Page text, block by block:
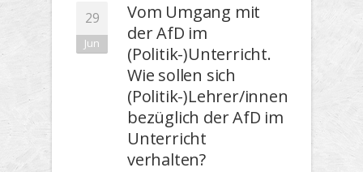
29
Jun
Vom Umgang mit
der AfD im
(Politik-)Unterricht.
Wie sollen sich
(Politik-)Lehrer/innen
bezüglich der AfD im
Unterricht
verhalten?